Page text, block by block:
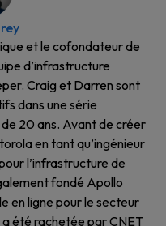
et le cofondateur de
d’infrastructure
Craig et Darren sont
dans une série
de 20 ans. Avant de créer
en tant qu’ingénieur
l’infrastructure de
fondé Apollo
en ligne pour le secteur
a été rachetée par CNET